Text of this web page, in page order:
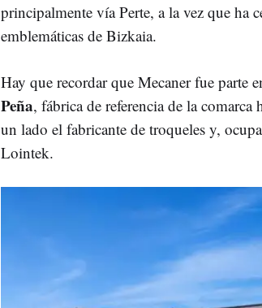
principalmente vía Perte, a la vez que ha
emblemáticas de Bizkaia.
Hay que recordar que Mecaner fue parte
Peña, fábrica de referencia de la comarca
un lado el fabricante de troqueles y,
Lointek.